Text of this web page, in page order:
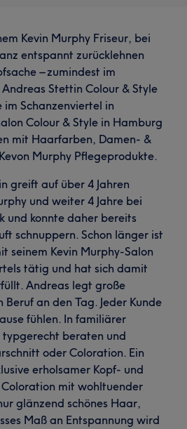
Kevin Murphy Friseur, bei
entspannt zurücklehnen
– zumindest im
Stettin Colour & Style
Schanzenviertel in
Colour & Style in Hamburg
mit Haarfarben, Damen- &
Murphy Pflegeprodukte.
greift auf über 4 Jahren
und weiter 4 Jahre bei
und konnte daher bereits
schnuppern. Schon länger ist
seinem Kevin Murphy-Salon
tätig und hat sich damit
Andreas legt große
an den Tag. Jeder Kunde
fühlen. In familiärer
beraten und
oder Coloration. Ein
erholsamer Kopf- und
mit wohltuender
glänzend schönes Haar,
Maß an Entspannung wird